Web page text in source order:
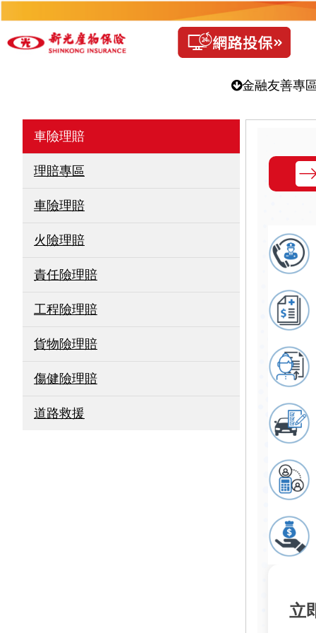
金融友善專
車險理賠
理賠專區
車險理賠
火險理賠
責任險理賠
工程險理賠
貨物險理賠
傷健險理賠
道路救援
立